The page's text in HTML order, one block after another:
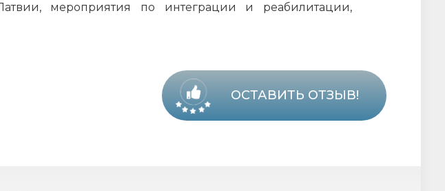
мероприятия по интеграции и реабилитации,
ОСТАВИТЬ ОТЗЫВ!